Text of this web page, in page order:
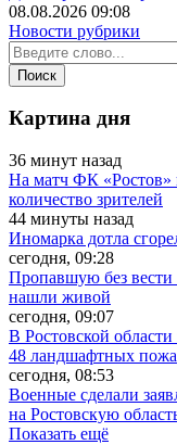
08.08.2026 09:08
Новости рубрики
Картина дня
36 минут назад
На матч ФК «Ростов»
количество зрителей
44 минуты назад
Иномарка дотла
сегодня, 09:28
Пропавшую без
нашли живой
сегодня, 09:07
В Ростовской
48 ландшафтных
сегодня, 08:53
Военные сделали
на Ростовскую
Показать ещё